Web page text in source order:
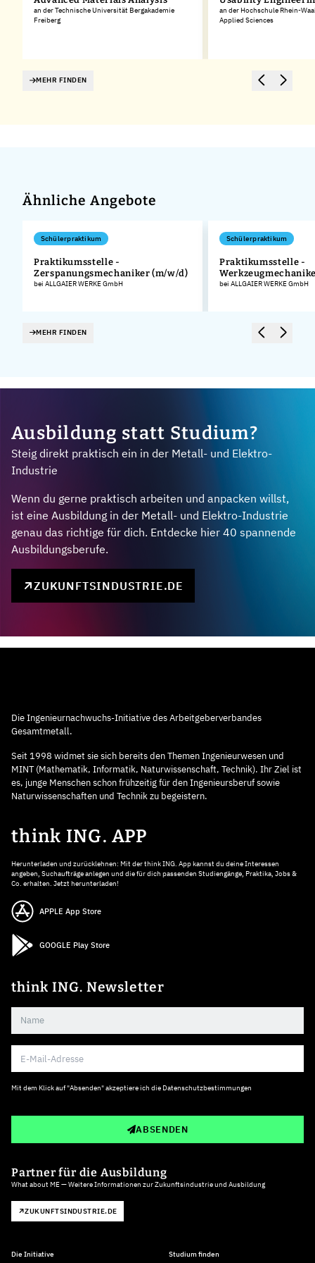
an der Technische Universität Bergakademie
Freiberg
an der Hochschule Rhein-
Applied Sciences
MEHR FINDEN
Ähnliche Angebote
Schülerpraktikum
Praktikumsstelle -
Zerspanungsmechaniker (m/w/d)
bei ALLGAIER WERKE GmbH
Schülerpraktikum
Praktikumsstelle -
bei ALLGAIER WERKE GmbH
MEHR FINDEN
Ausbildung statt Studium?
Steig direkt praktisch ein in der Metall- und Elektro-
Industrie
Wenn du gerne praktisch arbeiten und anpacken willst,
ist eine Ausbildung in der Metall- und Elektro-Industrie
genau das richtige für dich. Entdecke hier 40 spannende
Ausbildungsberufe.
ZUKUNFTSINDUSTRIE.DE
Die Ingenieurnachwuchs-Initiative des Arbeitgeberverbandes
Gesamtmetall.
Seit 1998 widmet sie sich bereits den Themen Ingenieurwesen und
MINT (Mathematik, Informatik, Naturwissenschaft, Technik). Ihr Ziel ist
es, junge Menschen schon frühzeitig für den Ingenieursberuf sowie
Naturwissenschaften und Technik zu begeistern.
think ING. APP
Herunterladen und zurücklehnen: Mit der think ING. App kannst du deine Interessen
angeben, Suchaufträge anlegen und die für dich passenden Studiengänge, Praktika, Jobs &
Co. erhalten. Jetzt herunterladen!
APPLE App Store
GOOGLE Play Store
think ING. Newsletter
Mit dem Klick auf "Absenden" akzeptiere ich die Datenschutzbestimmungen
ABSENDEN
Partner für die Ausbildung
What about ME — Weitere Informationen zur Zukunftsindustrie und Ausbildung
ZUKUNFTSINDUSTRIE.DE
Die Initiative
Studium finden